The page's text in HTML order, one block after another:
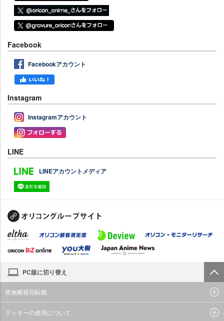
Facebook
Facebookアカウント
Instagram
Instagramアカウント
LINE
LINEアカウントメディア
PC版に切り替え
禁無断複写転載
クッキーの使用について